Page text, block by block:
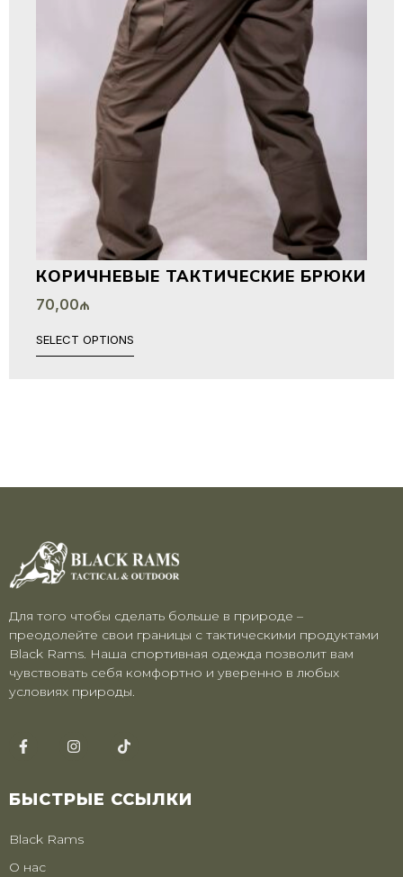
КОРИЧНЕВЫЕ ТАКТИЧЕСКИЕ БРЮКИ
70,00₼
SELECT OPTIONS
Для того чтобы сделать больше в природе –
преодолейте свои границы с тактическими продуктами
Black Rams. Наша спортивная одежда позволит вам
чувствовать себя комфортно и уверенно в любых
условиях природы.
БЫСТРЫЕ ССЫЛКИ
Black Rams
О нас